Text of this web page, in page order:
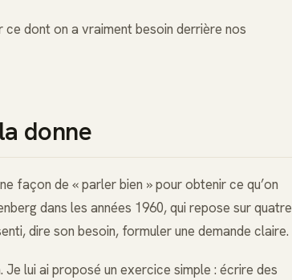
ce dont on a vraiment besoin derrière nos
donne
façon de « parler bien » pour obtenir ce qu’on
dans les années 1960, qui repose sur quatre
dire son besoin, formuler une demande claire.
lui ai proposé un exercice simple : écrire des